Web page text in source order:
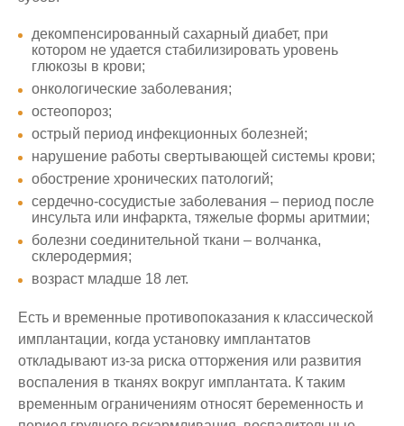
декомпенсированный сахарный диабет, при
котором не удается стабилизировать уровень
глюкозы в крови;
онкологические заболевания;
остеопороз;
острый период инфекционных болезней;
нарушение работы свертывающей системы крови;
обострение хронических патологий;
сердечно-сосудистые заболевания – период после
инсульта или инфаркта, тяжелые формы аритмии;
болезни соединительной ткани – волчанка,
склеродермия;
возраст младше 18 лет.
Есть и временные противопоказания к классической
имплантации, когда установку имплантатов
откладывают из-за риска отторжения или развития
воспаления в тканях вокруг имплантата. К таким
временным ограничениям относят беременность и